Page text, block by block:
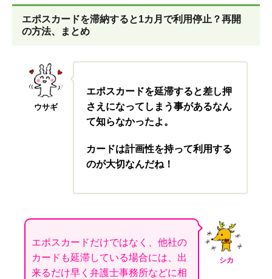
エポスカードを滞納すると1カ月で利用停止？再開
の方法、まとめ
ウサギ
エポスカードを延滞すると差し押
さえになってしまう事があるなん
て知らなかったよ。
カードは計画性を持って利用する
のが大切なんだね！
シカ
エポスカードだけではなく、他社の
カードも延滞している場合には、出
来るだけ早く弁護士事務所などに相